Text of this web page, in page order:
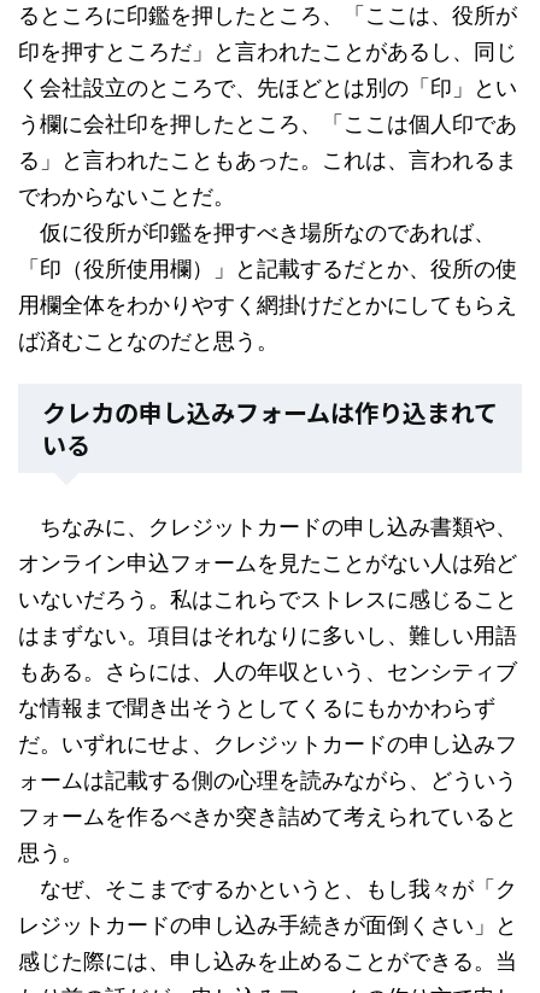
るところに印鑑を押したところ、「ここは、役所が
印を押すところだ」と言われたことがあるし、同じ
く会社設立のところで、先ほどとは別の「印」とい
う欄に会社印を押したところ、「ここは個人印であ
る」と言われたこともあった。これは、言われるま
でわからないことだ。
仮に役所が印鑑を押すべき場所なのであれば、
「印（役所使用欄）」と記載するだとか、役所の使
用欄全体をわかりやすく網掛けだとかにしてもらえ
ば済むことなのだと思う。
クレカの申し込みフォームは作り込まれて
いる
ちなみに、クレジットカードの申し込み書類や、
オンライン申込フォームを見たことがない人は殆ど
いないだろう。私はこれらでストレスに感じること
はまずない。項目はそれなりに多いし、難しい用語
もある。さらには、人の年収という、センシティブ
な情報まで聞き出そうとしてくるにもかかわらず
だ。いずれにせよ、クレジットカードの申し込みフ
ォームは記載する側の心理を読みながら、どういう
フォームを作るべきか突き詰めて考えられていると
思う。
なぜ、そこまでするかというと、もし我々が「ク
レジットカードの申し込み手続きが面倒くさい」と
感じた際には、申し込みを止めることができる。当